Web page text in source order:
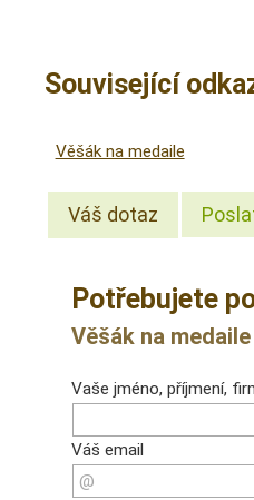
Související
Věšák na medaile
Váš dotaz
Potřebujete
Věšák na
Vaše jméno, příjmení,
Váš email